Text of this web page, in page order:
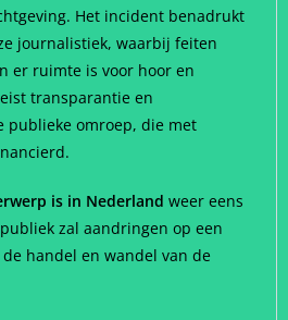
Het incident benadrukt
journalistiek, waarbij feiten
er ruimte is voor hoor en
transparantie en
publieke omroep, die met
is in Nederland weer eens
zal aandringen op een
handel en wandel van de